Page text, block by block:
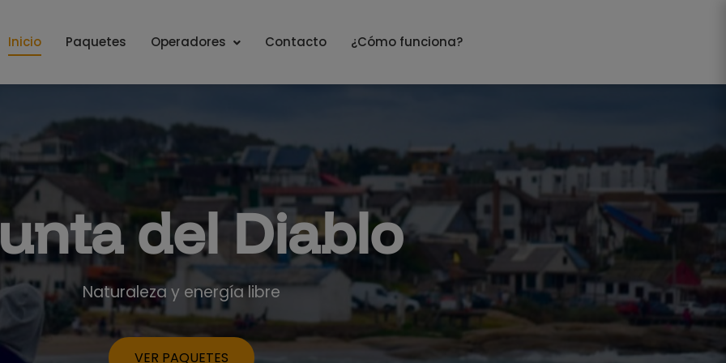
Inicio Paquetes Operadores Contacto ¿Cómo funciona?
La Paloma
Relax con brisa de mar
VER PAQUETES
del Diablo
Naturaleza y energía libre
VER PAQUETES
Relax y
Océano
Naturaleza en movimiento